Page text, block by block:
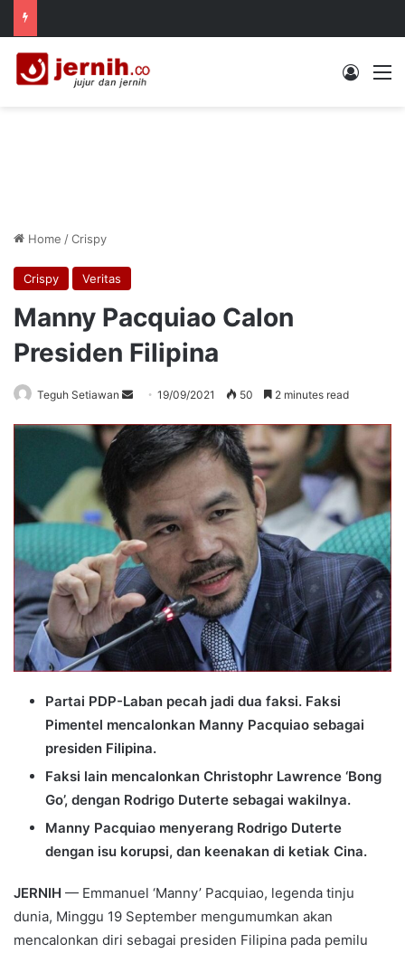
Log In
Home /Crispy
Crispy Veritas
Manny Pacquiao Calon
Presiden Filipina
Teguh Setiawan
Send
email
19/09/2021 50 2 minutes read
Partai PDP-Laban pecah jadi dua faksi. Faksi
Pimentel mencalonkan Manny Pacquiao sebagai
presiden Filipina.
Faksi lain mencalonkan Christophr Lawrence ‘Bong
Go’, dengan Rodrigo Duterte sebagai wakilnya.
Manny Pacquiao menyerang Rodrigo Duterte
dengan isu korupsi, dan keenakan di ketiak Cina.
JERNIH — Emmanuel ‘Manny’ Pacquiao, legenda tinju
dunia, Minggu 19 September mengumumkan akan
mencalonkan diri sebagai presiden Filipina pada pemilu